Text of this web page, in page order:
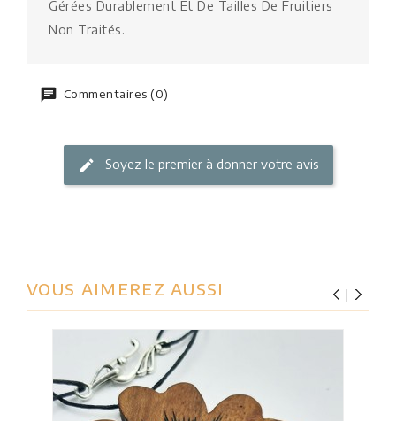
Gérées Durablement Et De Tailles De Fruitiers
Non Traités.
Commentaires (0)
Soyez le premier à donner votre avis
VOUS AIMEREZ AUSSI